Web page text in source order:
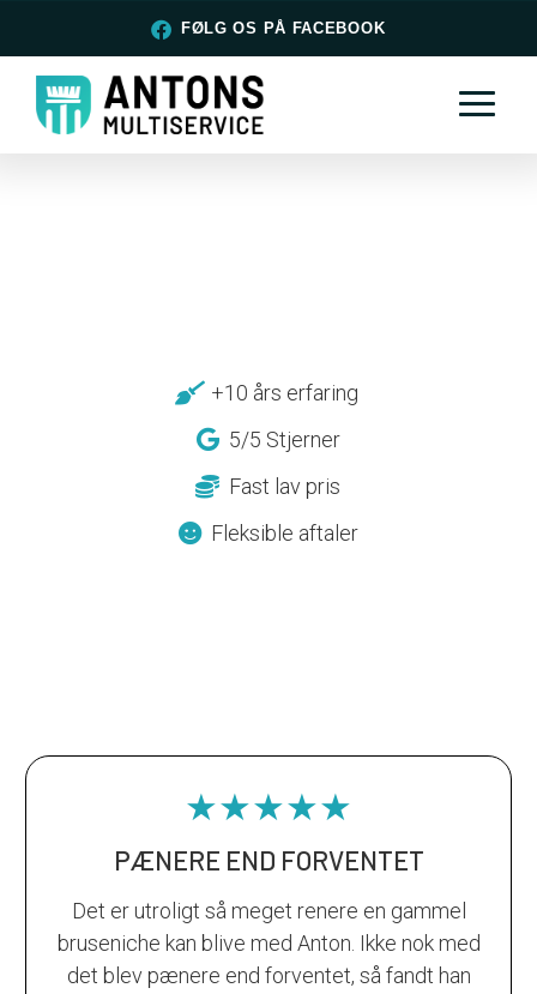
FØLG OS PÅ FACEBOOK
+10 års erfaring
5/5 Stjerner
Fast lav pris
Fleksible aftaler
★★★★★
PÆNERE END FORVENTET
Det er utroligt så meget renere en gammel
bruseniche kan blive med Anton. Ikke nok med
det blev pænere end forventet, så fandt han